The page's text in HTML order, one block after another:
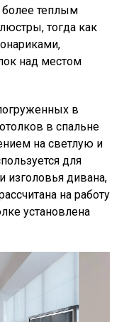
более теплым
тогда как
над местом
в
в спальне
на светлую и
для
изголовья дивана,
на работу
установлена